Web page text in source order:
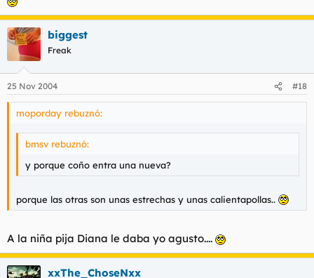
biggest
Freak
25 Nov 2004 #18
moporday rebuznó:
bmsv rebuznó:
y porque coño entra una nueva?
porque las otras son unas estrechas y unas calientapollas..
A la niña pija Diana le daba yo agusto....
xxThe_ChoseNxx